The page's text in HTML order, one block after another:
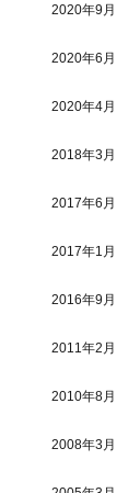
2020年9月
2020年6月
2020年4月
2018年3月
2017年6月
2017年1月
2016年9月
2011年2月
2010年8月
2008年3月